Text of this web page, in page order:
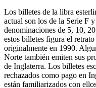
Los billetes de la libra
actual son los de la Serie F
denominaciones de 5, 10,
estos billetes figura el
originalmente en 1990.
Norte también emiten sus
de Inglaterra. Los billetes
rechazados como pago en
están familiarizados con